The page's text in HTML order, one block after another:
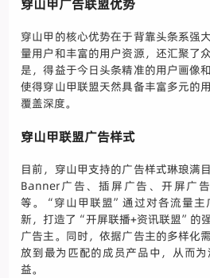
穿山甲广告联盟优势
穿山甲的核心优势在于背靠头条系强
量用户和丰富的用户资源，还汇聚了
是，得益于今日头条精准的用户画像
使得穿山甲联盟天然具备丰富多元的
覆盖深度。
穿山甲联盟广告样式
目前，穿山甲支持的广告样式琳琅满
Banner广告、插屏广告、开屏广
等。“穿山甲联盟”通过对各流量主
新，打造了“开屏联播+资讯联盟”的
广告主。同时，依据广告主的多样化
放到最为匹配的成员产品中，从而
益。